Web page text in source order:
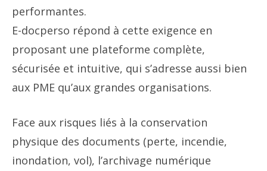
performantes.
E-docperso répond à cette exigence en
proposant une plateforme complète,
sécurisée et intuitive, qui s’adresse aussi bien
aux PME qu’aux grandes organisations.
Face aux risques liés à la conservation
physique des documents (perte, incendie,
inondation, vol), l’archivage numérique